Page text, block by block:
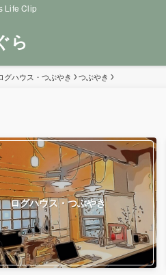
Life Clip
ら
グハウス・つぶやき つぶやき
ログハウス・つぶやき